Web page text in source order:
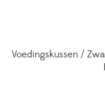
Voedingskussen /